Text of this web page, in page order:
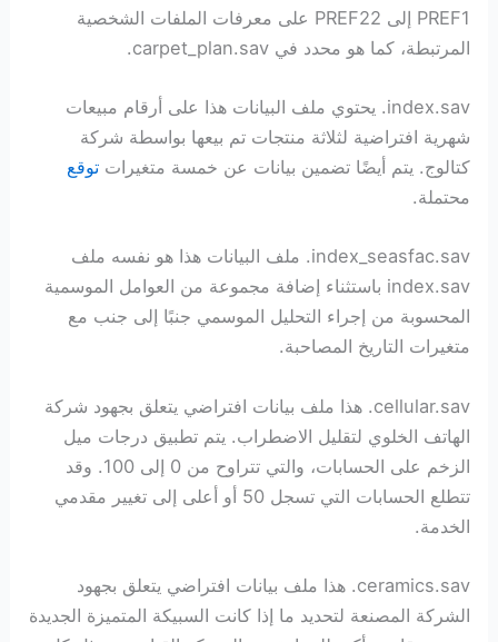
PREF1 إلى PREF22 على معرفات الملفات الشخصية
المرتبطة، كما هو محدد في carpet_plan.sav.
index.sav. يحتوي ملف البيانات هذا على أرقام مبيعات
شهرية افتراضية لثلاثة منتجات تم بيعها بواسطة شركة
كتالوج. يتم أيضًا تضمين بيانات عن خمسة متغيراتتوقع
محتملة.
index_seasfac.sav. ملف البيانات هذا هو نفسه ملف
index.sav باستثناء إضافة مجموعة من العوامل الموسمية
المحسوبة من إجراء التحليل الموسمي جنبًا إلى جنب مع
متغيرات التاريخ المصاحبة.
cellular.sav. هذا ملف بيانات افتراضي يتعلق بجهود شركة
الهاتف الخلوي لتقليل الاضطراب. يتم تطبيق درجات ميل
الزخم على الحسابات، والتي تتراوح من 0 إلى 100. وقد
تتطلع الحسابات التي تسجل 50 أو أعلى إلى تغيير مقدمي
الخدمة.
ceramics.sav. هذا ملف بيانات افتراضي يتعلق بجهود
الشركة المصنعة لتحديد ما إذا كانت السبيكة المتميزة الجديدة